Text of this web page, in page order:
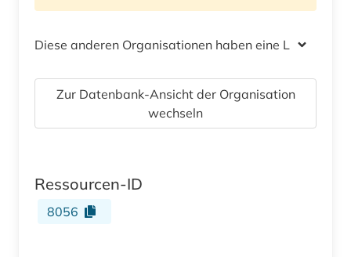
Diese anderen Organisationen haben eine Lizenz
Zur Datenbank-Ansicht der Organisation
wechseln
Ressourcen-ID
8056